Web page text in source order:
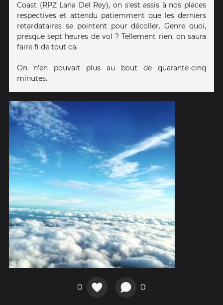
Coast (RPZ Lana Del Rey), on s'est assis à nos places
respectives et attendu patiemment que les derniers
retardataires se pointent pour décoller. Genre quoi,
presque sept heures de vol ? Tellement rien, on saura
faire fi de tout ca.
On n'en pouvait plus au bout de quarante-cinq
minutes.
0 0